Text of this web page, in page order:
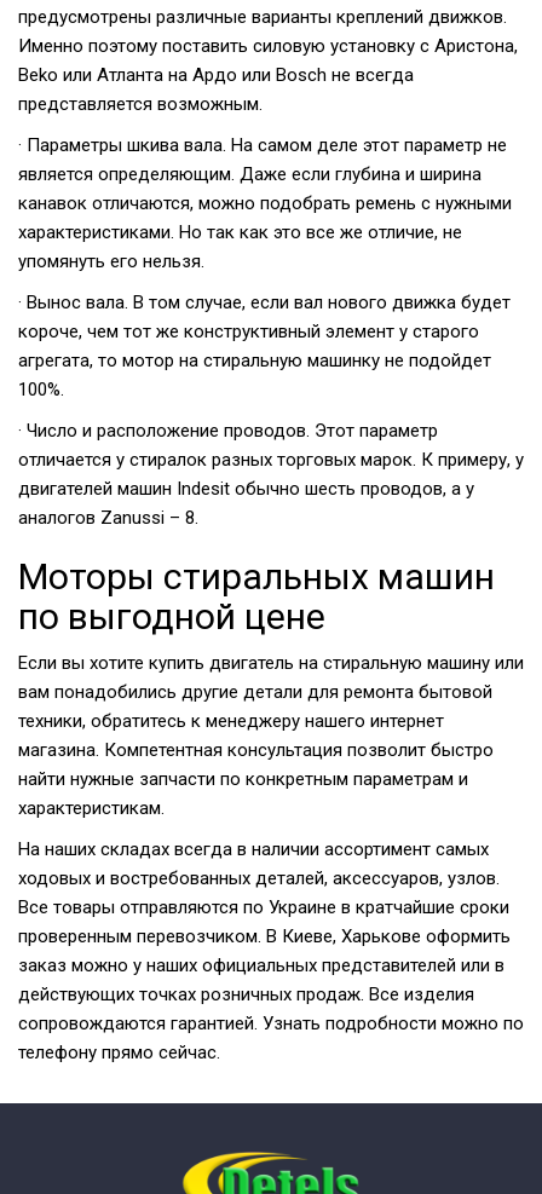
предусмотрены различные варианты креплений движков.
Именно поэтому поставить силовую установку с Аристона,
Beko или Атланта на Ардо или Bosch не всегда
представляется возможным.
· Параметры шкива вала. На самом деле этот параметр не
является определяющим. Даже если глубина и ширина
канавок отличаются, можно подобрать ремень с нужными
характеристиками. Но так как это все же отличие, не
упомянуть его нельзя.
· Вынос вала. В том случае, если вал нового движка будет
короче, чем тот же конструктивный элемент у старого
агрегата, то мотор на стиральную машинку не подойдет
100%.
· Число и расположение проводов. Этот параметр
отличается у стиралок разных торговых марок. К примеру, у
двигателей машин Indesit обычно шесть проводов, а у
аналогов Zanussi – 8.
Моторы стиральных машин
по выгодной цене
Если вы хотите купить двигатель на стиральную машину или
вам понадобились другие детали для ремонта бытовой
техники, обратитесь к менеджеру нашего интернет
магазина. Компетентная консультация позволит быстро
найти нужные запчасти по конкретным параметрам и
характеристикам.
На наших складах всегда в наличии ассортимент самых
ходовых и востребованных деталей, аксессуаров, узлов.
Все товары отправляются по Украине в кратчайшие сроки
проверенным перевозчиком. В Киеве, Харькове оформить
заказ можно у наших официальных представителей или в
действующих точках розничных продаж. Все изделия
сопровождаются гарантией. Узнать подробности можно по
телефону прямо сейчас.